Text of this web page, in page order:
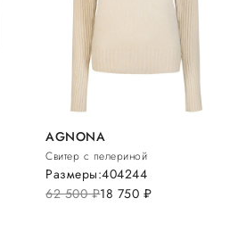
AGNONA
Свитер с пелериной
62 500руб.18 750 руб.
Размеры:404244